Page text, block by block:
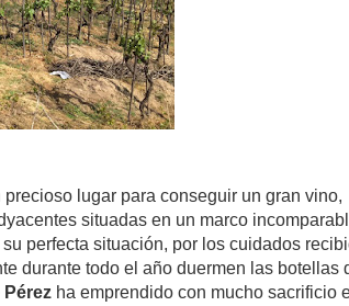
lugar para conseguir un gran vino,
situadas en un marco
perfecta situación, por los cuidados
durante todo el año duermen las botellas
ha emprendido con mucho sacrificio